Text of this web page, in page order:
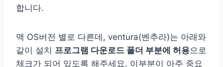
합니다.
맥 OS버전 별로 다른데, ventura(벤추라)는 아래와
같이 설치 프로그램 다운로드 폴더 부분에 허용으로
체크가 되어 있도록 해주세요. 이부분이 아주 중요